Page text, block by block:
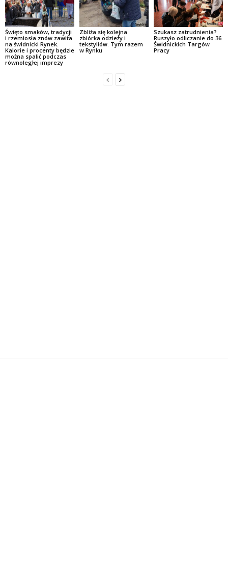
Święto smaków, tradycji
i rzemiosła znów zawita
na świdnicki Rynek.
Kalorie i procenty będzie
można spalić podczas
równoległej imprezy
Zbliża się kolejna
zbiórka odzieży i
tekstyliów. Tym razem
w Rynku
Szukasz zatrudnienia?
Ruszyło odliczanie do 36.
Świdnickich Targów
Pracy